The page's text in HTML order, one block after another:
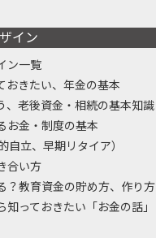
イン
ン一覧
おきたい、年金の基本
、老後資金・相続の基本知識
お金・制度の基本
自立、早期リタイア）
合い方
？教育資金の貯め方、作り方
知っておきたい「お金の話」